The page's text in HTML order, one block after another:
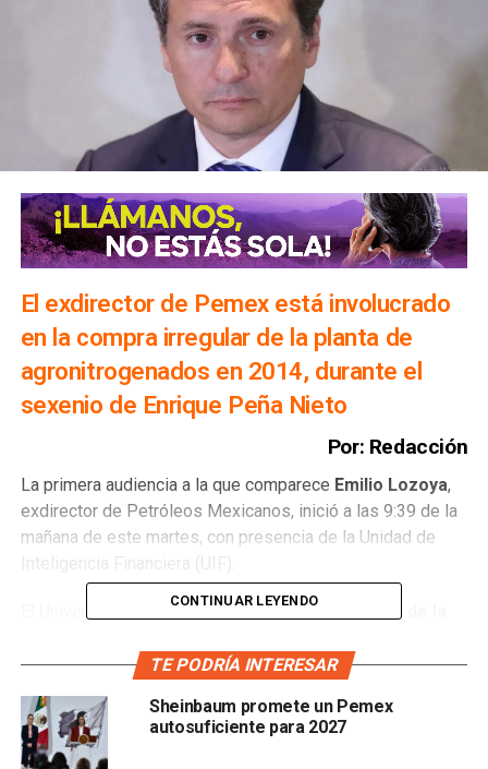
El exdirector de Pemex está involucrado
en la compra irregular de la planta de
agronitrogenados en 2014, durante el
sexenio de Enrique Peña Nieto
Por: Redacción
La primera audiencia a la que comparece Emilio Lozoya,
exdirector de Petróleos Mexicanos, inició a las 9:39 de la
mañana de este martes, con presencia de la Unidad de
El Universal dio a conocer que laFiscalía General de la
que se siguen contra el exfuncionario durante el mandato
CONTINUAR LEYENDO
TE PODRÍA INTERESAR
Sheinbaum promete un Pemex
autosuficiente para 2027